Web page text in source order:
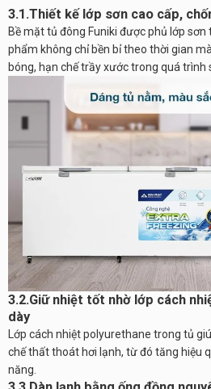
3.1.Thiết kế lớp sơn cao cấp,
Bề mặt tủ đông Funiki được phủ lớp sơn
phẩm không chỉ bền bỉ theo thời gian
bóng, hạn chế trầy xước trong quá trình
3.2.Giữ nhiệt tốt nhờ lớp cách
dày
Lớp cách nhiệt polyurethane trong tủ
chế thất thoát hơi lạnh, từ đó tăng hiệu
năng.